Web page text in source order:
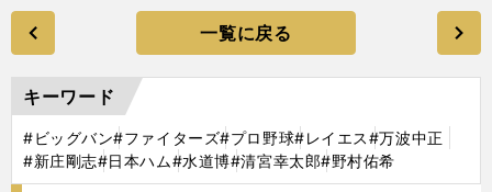
一覧に戻る
キーワード
#ビッグバン#ファイターズ#プロ野球#レイエス#万波中正
#新庄剛志#日本ハム#水道博#清宮幸太郎#野村佑希